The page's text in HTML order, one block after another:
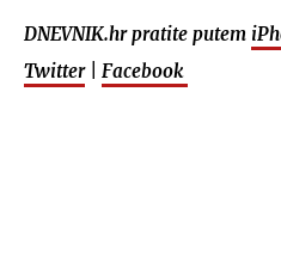
DNEVNIK.hr pratite putem
Twitter| Facebook